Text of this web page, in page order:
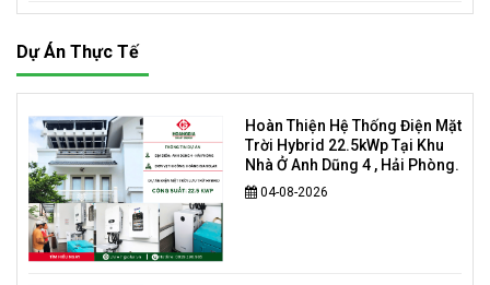
Dự Án Thực Tế
Hoàn Thiện Hệ Thống Điện Mặt
Trời Hybrid 22.5kWp Tại Khu
Nhà Ở Anh Dũng 4 , Hải Phòng.
04-08-2026